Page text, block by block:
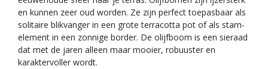
en kunnen zeer oud worden. Ze zijn perfect toepasbaar als
solitaire blikvanger in een grote terracotta pot of als stam-
element in een zonnige border. De olijfboom is een sieraad
dat met de jaren alleen maar mooier, robuuster en
karaktervoller wordt.